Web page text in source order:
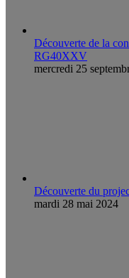
Découverte de la
RG40XXV
mercredi 25
Découverte du
mardi 28 mai 2024